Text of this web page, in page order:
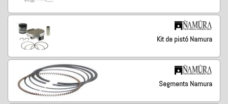
Kit de pistó Namura
Segments Namura